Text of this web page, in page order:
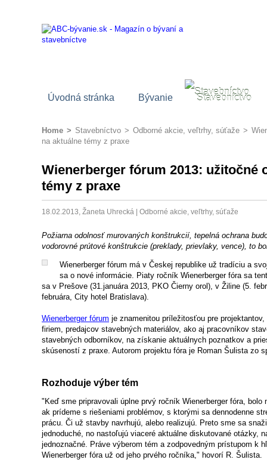
Úvodná stránka Bývanie Stavebníctvo
Home > Stavebníctvo > Odborné akcie, veľtrhy, súťaže >
na aktuálne témy z praxe
Wienerberger fórum 2013: užitočné
témy z praxe
18.02.2013, Žaneta Uhrecká | Odborné akcie, veľtrhy, súťaže
Požiarna odolnosť murovaných konštrukcií, tepelná ochrana
vodorovné prútové konštrukcie (preklady, prievlaky, vence), to
Wienerberger fórum má v Českej republike už tradíciu a
sa o nové informácie. Piaty ročník Wienerberger fóra sa
sa v Prešove (31.januára 2013, PKO Čierny orol), v Žiline (5.
februára, City hotel Bratislava).
Wienerberger fórum je znamenitou príležitosťou pre
firiem, predajcov stavebných materiálov, ako aj pracovníkov
stavebných odborníkov, na získanie aktuálnych poznatkov a
skúseností z praxe. Autorom projektu fóra je Roman Šulista zo
Rozhoduje výber tém
"Keď sme pripravovali úplne prvý ročník Wienerberger fóra,
ak prídeme s riešeniami problémov, s ktorými sa dennodenne
prácu. Či už stavby navrhujú, alebo realizujú. Preto sme sa
jednoduché, no nastoľujú viaceré aktuálne diskutované otázky,
jednoznačné. Práve výberom tém a zodpovedným prístupom k
Wienerberger fóra už od jeho prvého ročníka," hovorí R. Šulista.